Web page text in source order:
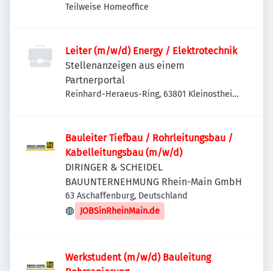
Etwashausen, Deutschland
Teilweise Homeoffice
Leiter (m/w/d) Energy / Elektrotechnik
Stellenanzeigen aus einem
Partnerportal
Reinhard-Heraeus-Ring, 63801 Kleinostheim,
Bauleiter Tiefbau / Rohrleitungsbau /
Kabelleitungsbau (m/w/d)
DIRINGER & SCHEIDEL
BAUUNTERNEHMUNG Rhein-Main GmbH
63 Aschaffenburg, Deutschland
JOBSinRheinMain.de
Werkstudent (m/w/d) Bauleitung